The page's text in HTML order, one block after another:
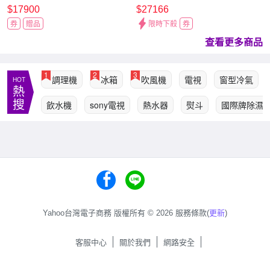
型)
$17900
券 贈品
$27166
限時下殺 券
查看更多商品
HOT
熱
搜
1 調理機 2 冰箱 3 吹風機 電視 窗型冷氣
飲水機 sony電視 熱水器 熨斗 國際牌除濕
Yahoo台灣電子商務 版權所有 © 2026 服務條款(更新)
客服中心 關於我們 網路安全